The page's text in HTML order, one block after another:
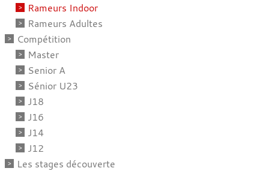
Rameurs Indoor
Rameurs Adultes
Compétition
Master
Senior A
Sénior U23
J18
J16
J14
J12
Les stages découverte